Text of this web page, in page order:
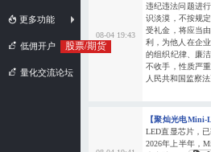
更多功能
低佣开户 股票/期货
量化交流论坛
弹窗停留时间:
10s 15s
弹窗测试
08-04 19:43
违纪违法问题进
识淡漠，不按规
受礼金，将应当
利，为他人在企
的组织纪律、廉
不收手，性质严
人民共和国监察法
【聚灿光电Mini-
LED直显芯片，
2026年上半年，